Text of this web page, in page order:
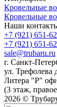
Кровельные
Кровельные
Наши
+7 (921) 651-
+7 (921) 651-
sale@trubaru.ru
г. Санкт-
ул. Трефолева
Литера "Р"
(3 этаж,
2026 ©